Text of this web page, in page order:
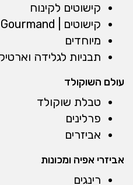
קישוטים לקינוח
קישוטים | Gourmand
מיוחדים
תבניות לגלידה
עולם השוקולד
טבלת שוקולד
פרלינים
אביזרים
אביזרי אפיה ומכונות
רינגים